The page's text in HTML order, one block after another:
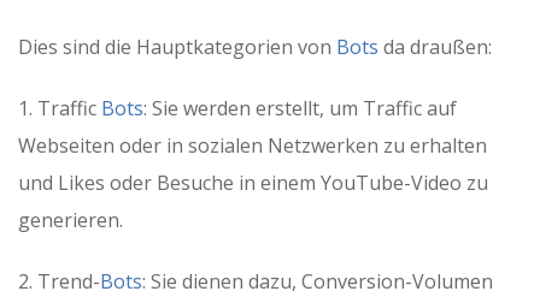
Dies sind die Hauptkategorien von Bots da draußen:
1. Traffic Bots: Sie werden erstellt, um Traffic auf
Webseiten oder in sozialen Netzwerken zu erhalten
und Likes oder Besuche in einem YouTube-Video zu
generieren.
2. Trend-Bots: Sie dienen dazu, Conversion-Volumen